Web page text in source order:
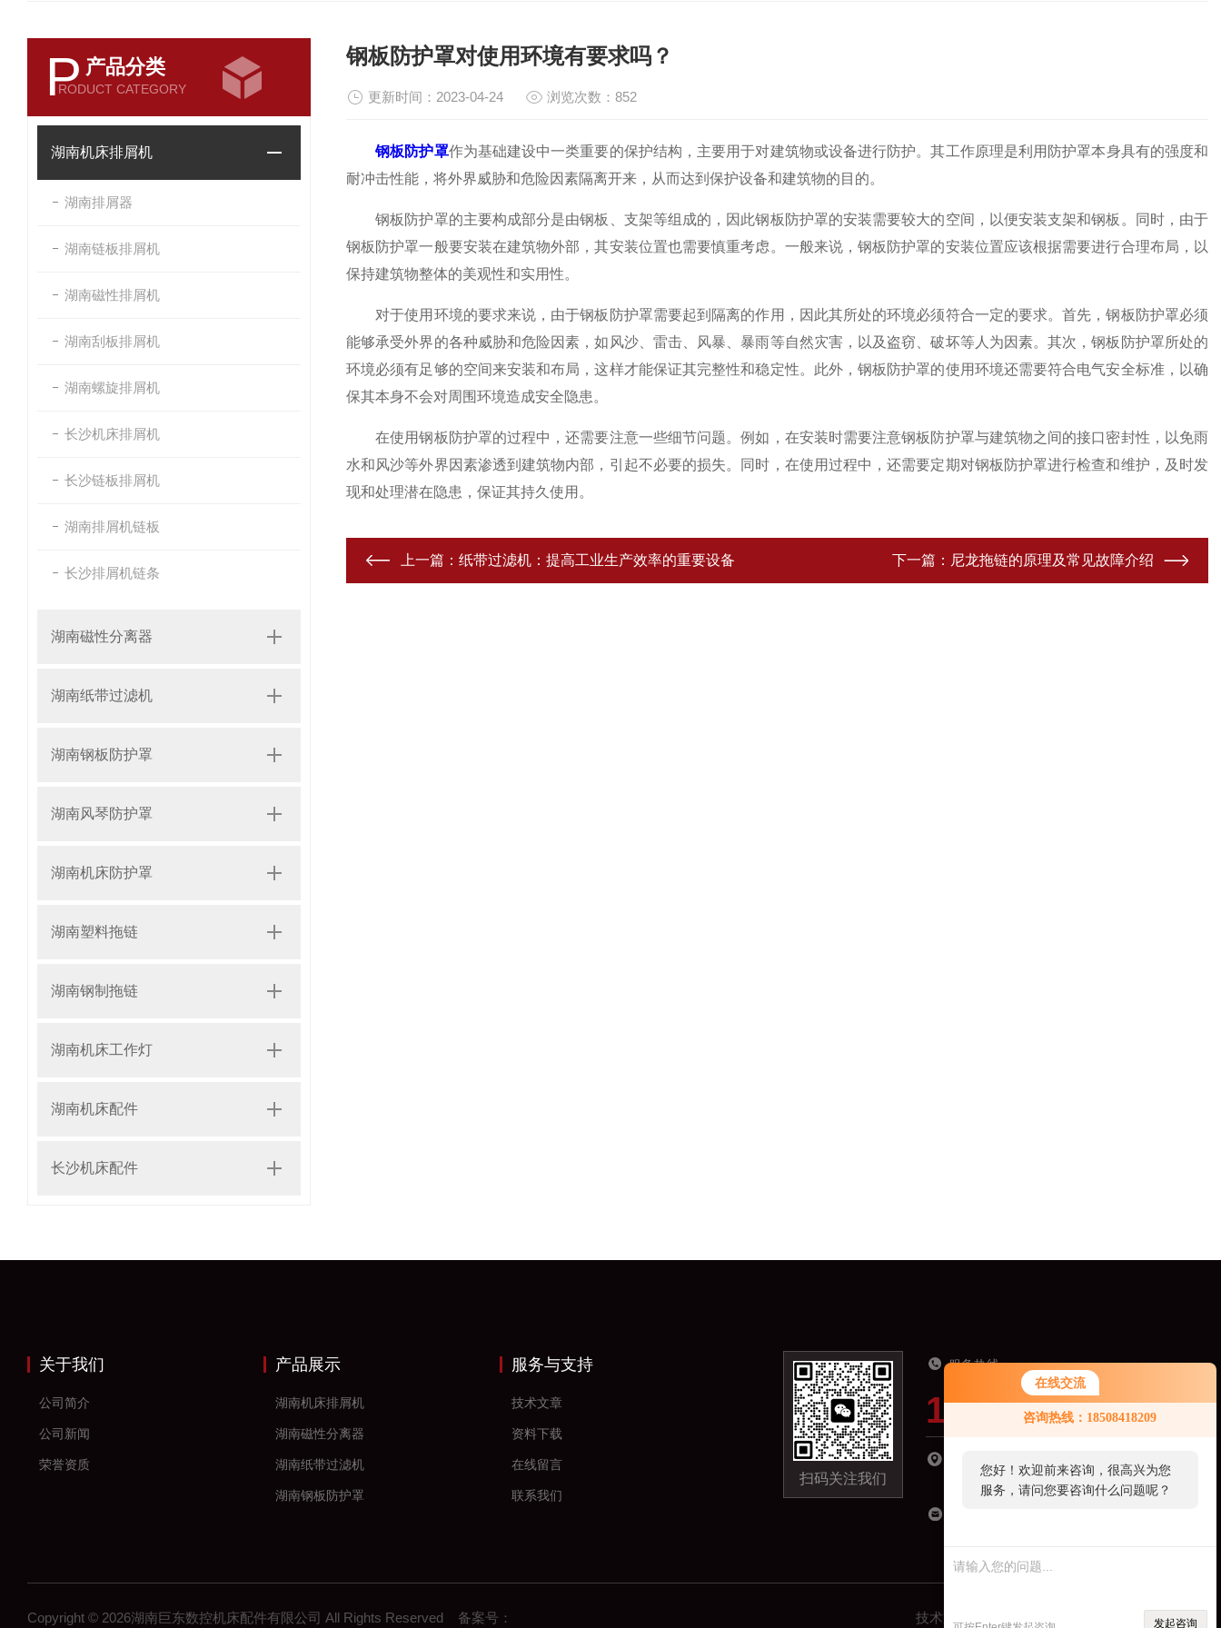
在线交流
咨询热线：18508418209
您好！欢迎前来咨询，很高兴为您
服务，请问您要咨询什么问题呢？
发起咨询
P 产品分类
RODUCT CATEGORY
湖南机床排屑机
湖南排屑器
湖南链板排屑机
湖南磁性排屑机
湖南刮板排屑机
湖南螺旋排屑机
长沙机床排屑机
长沙链板排屑机
湖南排屑机链板
长沙排屑机链条
湖南磁性分离器
湖南纸带过滤机
湖南钢板防护罩
湖南风琴防护罩
湖南机床防护罩
湖南塑料拖链
湖南钢制拖链
湖南机床工作灯
湖南机床配件
长沙机床配件
钢板防护罩对使用环境有要求吗？
更新时间：2023-04-24 浏览次数：852
钢板防护罩作为基础建设中一类重要的保护结构，主要用于对建筑物或设备进行防护。其工作原理是利用防护罩本身具有的强度和
耐冲击性能，将外界威胁和危险因素隔离开来，从而达到保护设备和建筑物的目的。
钢板防护罩的主要构成部分是由钢板、支架等组成的，因此钢板防护罩的安装需要较大的空间，以便安装支架和钢板。同时，由于
钢板防护罩一般要安装在建筑物外部，其安装位置也需要慎重考虑。一般来说，钢板防护罩的安装位置应该根据需要进行合理布局，以
保持建筑物整体的美观性和实用性。
对于使用环境的要求来说，由于钢板防护罩需要起到隔离的作用，因此其所处的环境必须符合一定的要求。首先，钢板防护罩必须
能够承受外界的各种威胁和危险因素，如风沙、雷击、风暴、暴雨等自然灾害，以及盗窃、破坏等人为因素。其次，钢板防护罩所处的
环境必须有足够的空间来安装和布局，这样才能保证其完整性和稳定性。此外，钢板防护罩的使用环境还需要符合电气安全标准，以确
保其本身不会对周围环境造成安全隐患。
在使用钢板防护罩的过程中，还需要注意一些细节问题。例如，在安装时需要注意钢板防护罩与建筑物之间的接口密封性，以免雨
水和风沙等外界因素渗透到建筑物内部，引起不必要的损失。同时，在使用过程中，还需要定期对钢板防护罩进行检查和维护，及时发
现和处理潜在隐患，保证其持久使用。
上一篇： 纸带过滤机：提高工业生产效率的重要设备 下一篇： 尼龙拖链的原理及常见故障介绍
关于我们
公司简介
公司新闻
荣誉资质
产品展示
湖南机床排屑机
湖南磁性分离器
湖南纸带过滤机
湖南钢板防护罩
湖南塑料拖链
湖南钢制拖链
服务与支持
技术文章
资料下载
在线留言
联系我们
扫码关注我们
服务热线
19918821321
区C区-09栋301室
Copyright © 2026湖南巨东数控机床配件有限公司 All Rights Reserved 备案号： 技术支持： sitemap.xml